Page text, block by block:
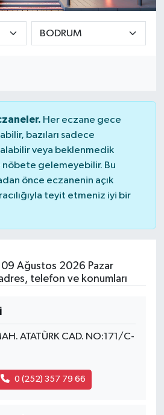
Her eczane gece
bazıları sadece
veya beklenmedik
gelemeyebilir. Bu
önce eczanenin açık
teyit etmeniz iyi bir
Ağustos 2026 Pazar
telefon ve konumları
ATATÜRK CAD. NO:171/C-
0 (252) 357 79 66